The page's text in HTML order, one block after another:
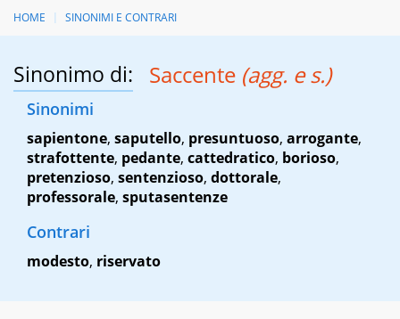
HOME SINONIMI E CONTRARI
Sinonimo di: Saccente (agg. e s.)
Sinonimi
sapientone, saputello, presuntuoso, arrogante,
strafottente, pedante, cattedratico, borioso,
pretenzioso, sentenzioso, dottorale,
professorale, sputasentenze
Contrari
modesto, riservato